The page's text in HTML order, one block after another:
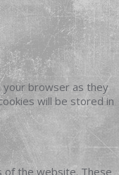
your browser as they
will be stored in
of the website. These